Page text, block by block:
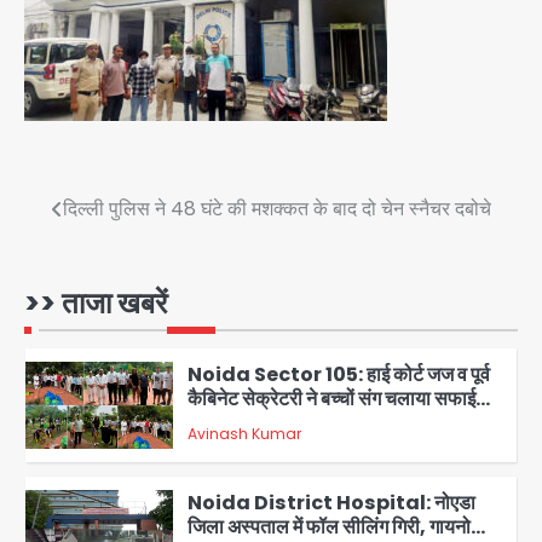
Post
दिल्ली पुलिस ने 48 घंटे की मशक्कत के बाद दो चेन स्नैचर दबोचे
>> ताजा खबरें
4
गाजियाबाद कांग्रेस के सह-पर्यवेक्षक बने
सतेन्द्र शर्मा, गौतमबुद्धनगर नेताओं ने जताया
आभार
Avinash Kumar
Noida Bal Bharati School
भेजा नोटिस
1
2
Noida Sector 105: हाई कोर्ट जज व पूर्व
कैबिनेट सेक्रेटरी ने बच्चों संग चलाया सफाई
अभियान, 160 किलो कूड़ा हटाया
Avinash Kumar
Noida District Hospital: नोएडा
जिला अस्पताल में फॉल सीलिंग गिरी, गायनो